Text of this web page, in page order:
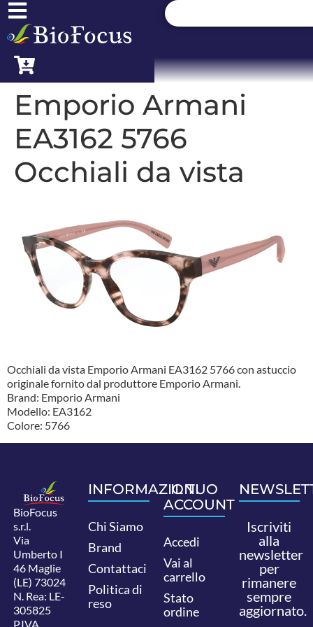
Emporio Armani
EA3162 5766
Occhiali da vista
Occhiali da vista Emporio Armani EA3162 5766 con astuccio
originale fornito dal produttore Emporio Armani.
Brand: Emporio Armani
Modello: EA3162
Colore: 5766
BioFocus
s.r.l.
Via
Umberto I
46 Maglie
(LE) 73024
N. Rea: LE-
305825
P.IVA
INFORMAZIONI
Chi Siamo
Brand
Contattaci
Politica di
reso
IL TUO
ACCOUNT
Accedi
Vai al
carrello
Stato
ordine
Iscriviti
alla
newsletter
per
rimanere
sempre
aggiornato.